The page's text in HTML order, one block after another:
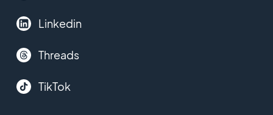
Linkedin
Threads
TikTok